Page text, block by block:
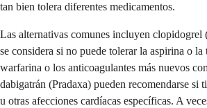
tan bien tolera diferentes medicamentos.
Las alternativas comunes incluyen clopidogrel
se considera si no puede tolerar la aspirina o
warfarina o los anticoagulantes más nuevos
dabigatrán (Pradaxa) pueden recomendarse si
u otras afecciones cardíacas específicas. A